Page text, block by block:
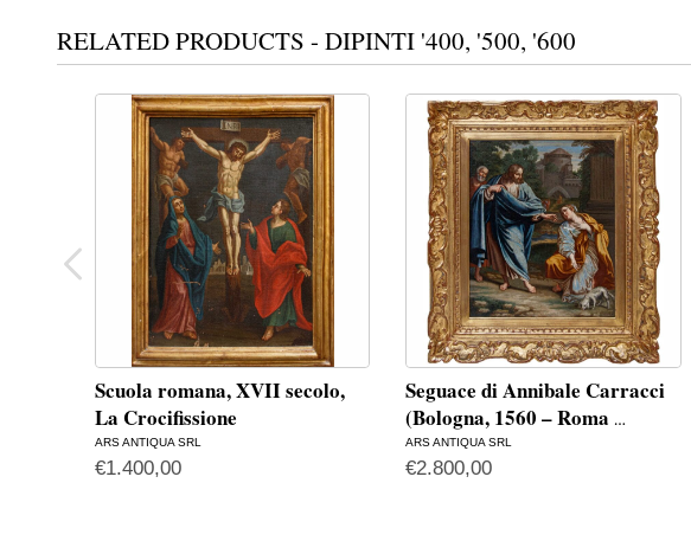
RELATED PRODUCTS - DIPINTI '400, '500, '600
Scuola romana, XVII secolo,
La Crocifissione
ARS ANTIQUA SRL
€1.400,00
Seguace di Annibale Carracci
(Bologna, 1560 – Roma …
ARS ANTIQUA SRL
€2.800,00